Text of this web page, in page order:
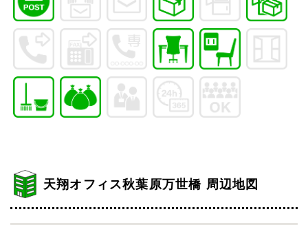
天翔オフィス秋葉原万世橋 周辺地図